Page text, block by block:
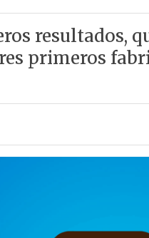
resultados,
primeros